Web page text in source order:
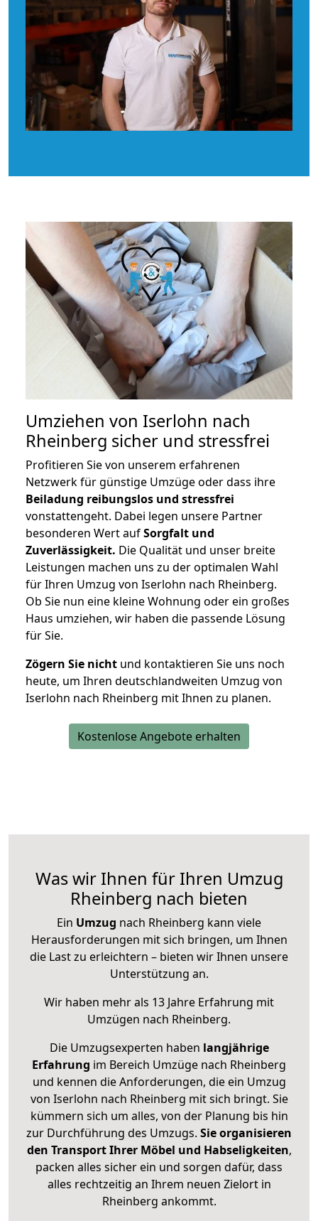
Umziehen von Iserlohn nach
Rheinberg sicher und stressfrei
Profitieren Sie von unserem erfahrenen
Netzwerk für günstige Umzüge oder dass ihre
Beiladung reibungslos und stressfrei
vonstattengeht. Dabei legen unsere Partner
besonderen Wert aufSorgfalt und
Zuverlässigkeit. Die Qualität und unser breite
Leistungen machen uns zu der optimalen Wahl
für Ihren Umzug von Iserlohn nach Rheinberg.
Ob Sie nun eine kleine Wohnung oder ein großes
Haus umziehen, wir haben die passende Lösung
für Sie.
Zögern Sie nicht und kontaktieren Sie uns noch
heute, um Ihren deutschlandweiten Umzug von
Iserlohn nach Rheinberg mit Ihnen zu planen.
Kostenlose Angebote erhalten
Was wir Ihnen für Ihren Umzug
Rheinberg nach bieten
Ein Umzug nach Rheinberg kann viele
Herausforderungen mit sich bringen, um Ihnen
die Last zu erleichtern – bieten wir Ihnen unsere
Unterstützung an.
Wir haben mehr als 13 Jahre Erfahrung mit
Umzügen nach Rheinberg.
Die Umzugsexperten haben langjährige
Erfahrung im Bereich Umzüge nach Rheinberg
und kennen die Anforderungen, die ein Umzug
von Iserlohn nach Rheinberg mit sich bringt. Sie
kümmern sich um alles, von der Planung bis hin
zur Durchführung des Umzugs. Sie organisieren
den Transport Ihrer Möbel und Habseligkeiten,
packen alles sicher ein und sorgen dafür, dass
alles rechtzeitig an Ihrem neuen Zielort in
Rheinberg ankommt.